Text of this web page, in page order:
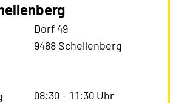
Dorf 49
9488 Schellenberg
08:30- 11:30 Uhr